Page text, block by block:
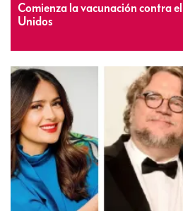
Comienza la vacunación contra
Unidos